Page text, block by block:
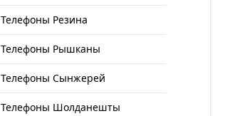
Телефоны Резина
Телефоны Рышканы
Телефоны Сынжерей
Телефоны Шолданешты